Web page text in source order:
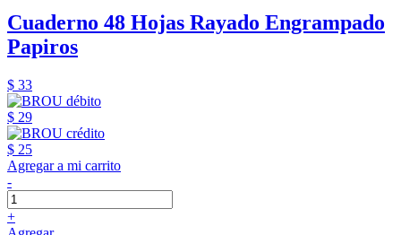
Cuaderno 48 Hojas Rayado Engrampado
Papiros
$ 33
$ 29
$ 25
Agregar a mi carrito
-
+